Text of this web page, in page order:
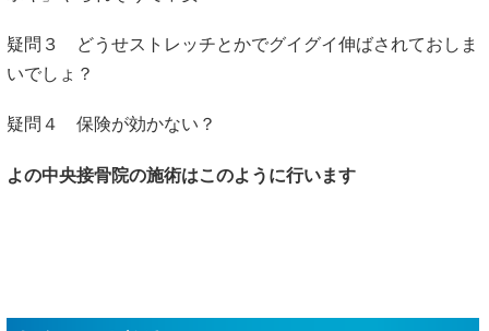
疑問３ どうせストレッチとかでグイグイ伸ばされておしま
いでしょ？
疑問４ 保険が効かない？
よの中央接骨院の施術はこのように行います